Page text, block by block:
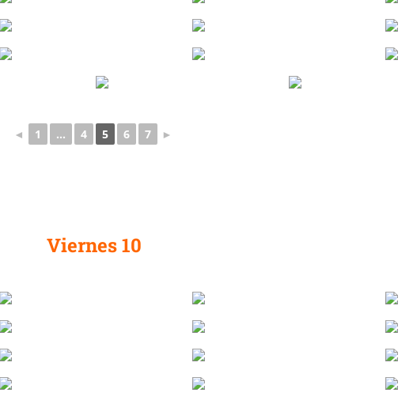
◄ 1 ... 4 5 6 7 ►
Viernes 10